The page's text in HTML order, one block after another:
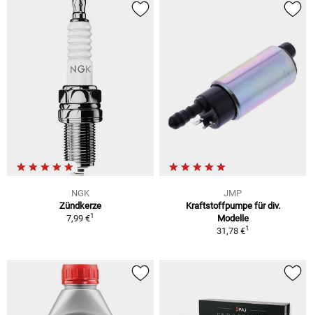
NGK
Zündkerze
7,99 €1
JMP
Kraftstoffpumpe für div.
Modelle
31,78 €1